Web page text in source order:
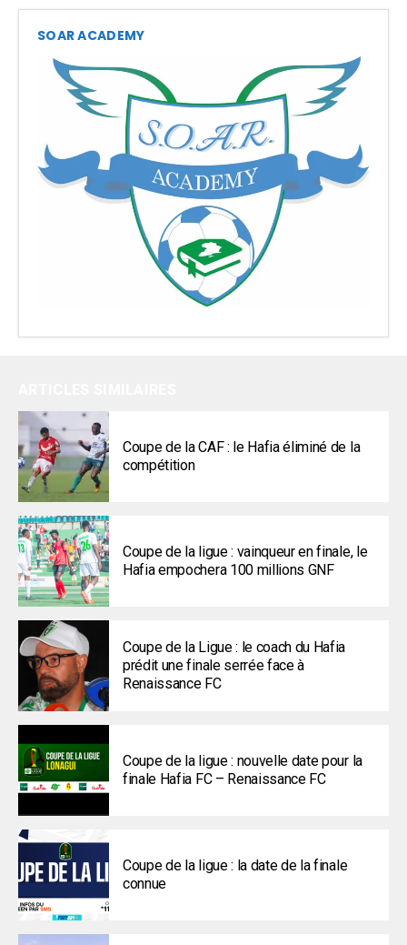
SOAR ACADEMY
Coupe de la CAF : le Hafia éliminé de la
compétition
Coupe de la ligue : vainqueur en finale, le
Hafia empochera 100 millions GNF
Coupe de la Ligue : le coach du Hafia
prédit une finale serrée face à
Renaissance FC
Coupe de la ligue : nouvelle date pour la
finale Hafia FC – Renaissance FC
Coupe de la ligue : la date de la finale
connue